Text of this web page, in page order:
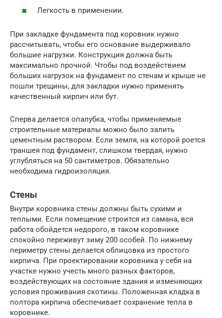
Легкость в применении.
При закладке фундамента под коровник нужно
рассчитывать, чтобы его основание выдерживало
большие нагрузки. Конструкция должна быть
максимально прочной. Чтобы под воздействием
больших нагрузок на фундамент по стенам и крыше не
пошли трещины, для закладки нужно применять
качественный кирпич или бут.
Сперва делается опалубка, чтобы применяемые
строительные материалы можно было залить
цементным раствором. Если земля, на которой роется
траншея под фундамент, слишком твердая, нужно
углубляться на 50 сантиметров. Обязательно
необходима гидроизоляция.
Стены
Внутри коровника стены должны быть сухими и
теплыми. Если помещение строится из самана, вся
работа обойдется недорого, в таком коровнике
спокойно переживут зиму 200 особей. По нижнему
периметру стены делается облицовка из простого
кирпича. При проектировании коровника у себя на
участке нужно учесть много разных факторов,
воздействующих на состояние здания и изменяющих
условия проживания скотины. Положенная кладка в
полтора кирпича обеспечивает сохранение тепла в
коровнике.